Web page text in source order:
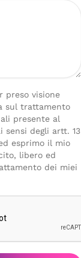
preso visione
sul trattamento
presente al
sensi degli artt. 13
esprimo il mio
libero ed
dei miei